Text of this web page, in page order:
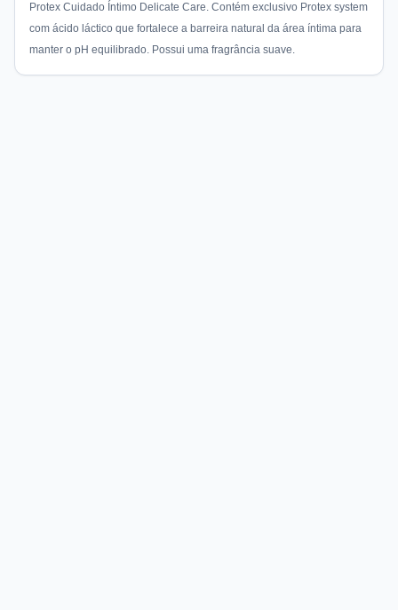
Protex Cuidado Íntimo Delicate Care. Contém exclusivo Protex system
com ácido láctico que fortalece a barreira natural da área íntima para
manter o pH equilibrado. Possui uma fragrância suave.